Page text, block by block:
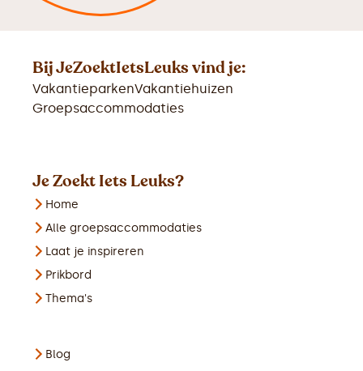
Bij JeZoektIetsLeuks vind je:
VakantieparkenVakantiehuizen
Groepsaccommodaties
Je Zoekt Iets Leuks?
Home
Alle groepsaccommodaties
Laat je inspireren
Prikbord
Thema's
Blog